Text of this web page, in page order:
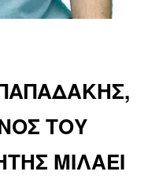
ΤΟΥ
ΜΙΛΑΕΙ